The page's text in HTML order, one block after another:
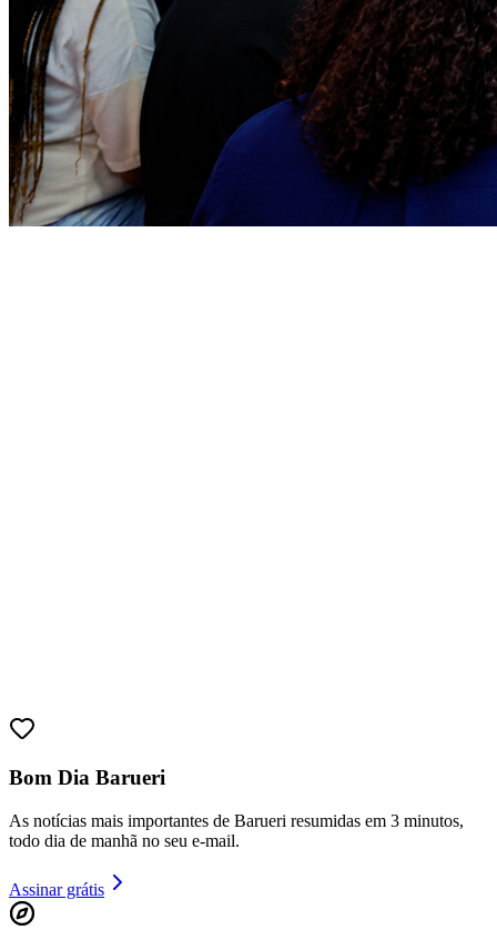
Athletico-PR
Bragantino
Bom Dia Barueri
As notícias mais importantes de Barueri resumidas em 3 minutos,
todo dia de manhã no seu e-mail.
Assinar grátis